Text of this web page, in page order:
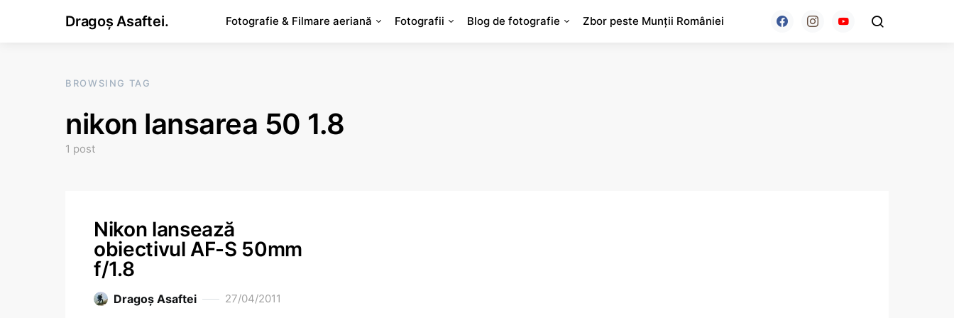
Dragoș Asaftei. Fotografie & Filmare aeriană Fotografii Blog de fotografie Zbor peste Munții României
BROWSING TAG
nikon lansarea 50 1.8
1 post
Nikon lansează
obiectivul AF-S 50mm
f/1.8
Dragoş Asaftei 27/04/2011